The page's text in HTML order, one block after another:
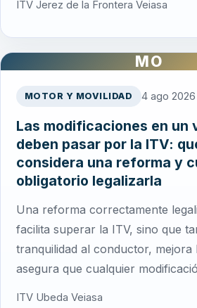
ITV Jerez de la Frontera Veiasa
MO
MOTOR Y MOVILIDAD 4 ago 2026
Las modificaciones en un
deben pasar por la ITV:
considera una reforma y
obligatorio legalizarla
Una reforma correctamente
facilita superar la ITV, sino que
tranquilidad al conductor, mejora
asegura que cualquier
ITV Ubeda Veiasa